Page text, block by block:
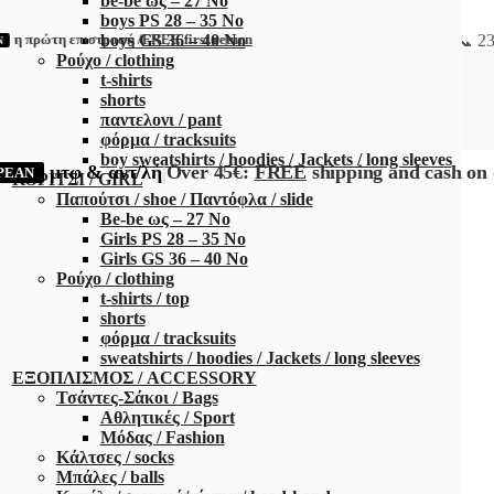
επιστροφή /FREE first return 📞
boys PS 28 – 35 Νο
boys GS 36 – 40 No
Ρούχο / clothing
t-shirts
shorts
παντελονι / pant
φόρμα / tracksuits
boy sweatshirts / hoodies / Jackets / long sleeves
ΚΟΡΙΤΣΙ / GIRL
Παπούτσι / shoe / Παντόφλα / slide
Be-be ως – 27 Νο
Girls PS 28 – 35 Νο
Girls GS 36 – 40 No
Ρούχο / clothing
t-shirts / top
shorts
φόρμα / tracksuits
sweatshirts / hoodies / Jackets / long sleeves
ΕΞΟΠΛΙΣΜΟΣ / ACCESSORY
Τσάντες-Σάκοι / Bags
Αθλητικές / Sport
Μόδας / Fashion
Κάλτσες / socks
Μπάλες / balls
μτφ & αντ/λή|Over 45€:FREEshipping and cash on